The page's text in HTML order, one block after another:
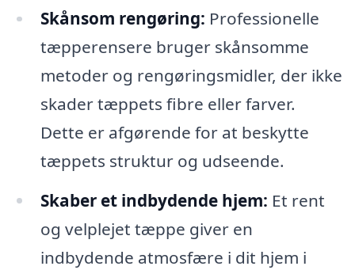
Skånsom rengøring: Professionelle
tæpperensere bruger skånsomme
metoder og rengøringsmidler, der ikke
skader tæppets fibre eller farver.
Dette er afgørende for at beskytte
tæppets struktur og udseende.
Skaber et indbydende hjem: Et rent
og velplejet tæppe giver en
indbydende atmosfære i dit hjem i